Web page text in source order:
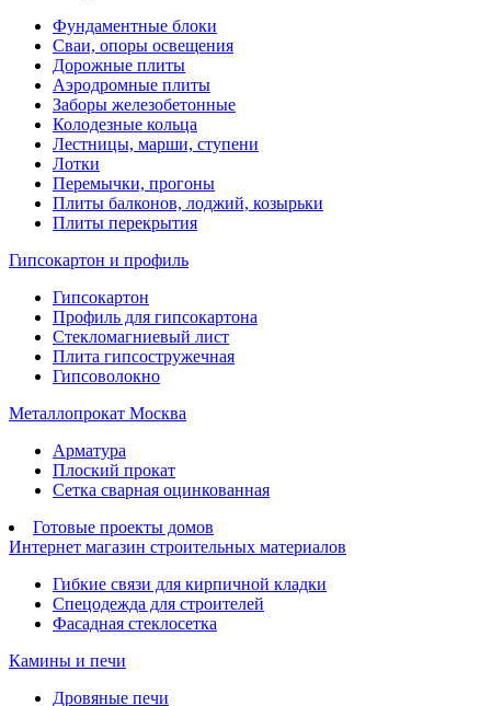
Фундаментные блоки
Сваи, опоры освещения
Дорожные плиты
Аэродромные плиты
Заборы железобетонные
Колодезные кольца
Лестницы, марши, ступени
Лотки
Перемычки, прогоны
Плиты балконов, лоджий, козырьки
Плиты перекрытия
Гипсокартон и профиль
Гипсокартон
Профиль для гипсокартона
Стекломагниевый лист
Плита гипсостружечная
Гипсоволокно
Металлопрокат Москва
Арматура
Плоский прокат
Сетка сварная оцинкованная
Готовые проекты домов
Интернет магазин строительных материалов
Гибкие связи для кирпичной кладки
Спецодежда для строителей
Фасадная стеклосетка
Камины и печи
Дровяные печи